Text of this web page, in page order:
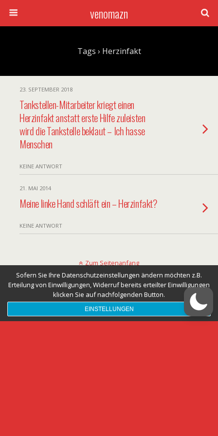
venomazn
Tags › Herzinfakt
23. SEPTEMBER 2018
Tankstellen-Mitarbeiter kriegt einen
Herzinfakt anstatt erste Hilfe zuleisten
wird die Tankstelle beklaut – Ich hasse
Menschen
KEINE ANTWORT
21. MAI 2014
Meine linke Hand schläft ein – Herzinfakt?
KEINE ANTWORT
Zum Seitenanfang
Mobil Desktop
Sofern Sie Ihre Datenschutzeinstellungen ändern möchten z.B.
Erteilung von Einwilligungen, Widerruf bereits erteilter Einwilligungen
klicken Sie auf nachfolgenden Button.
EINSTELLUNGEN